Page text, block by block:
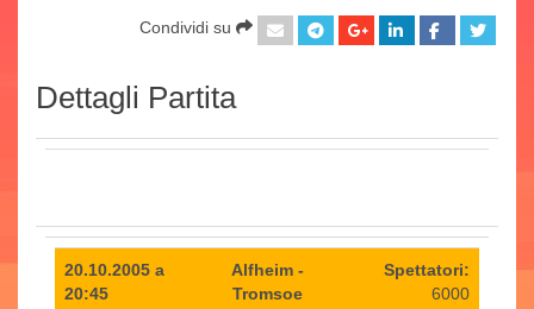
Condividi su
Dettagli Partita
20.10.2005 a
20:45
Alfheim -
Tromsoe
Spettatori:
6000